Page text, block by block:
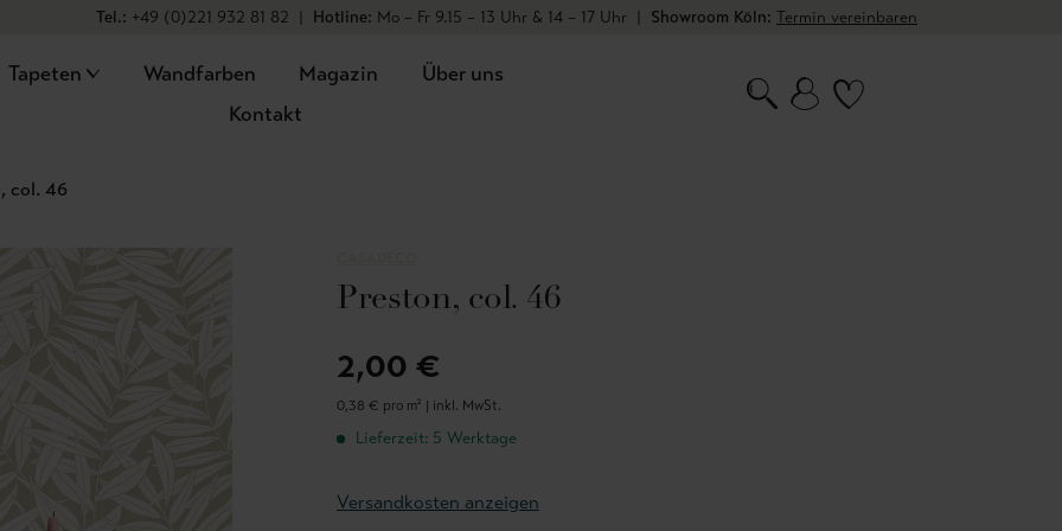
Tel.: +49 (0)221 932 81 82 | Hotline: Mo – Fr 9.15 – 13 Uhr & 14 – 17 Uhr | Showroom Köln: Termin vereinbaren
Tapeten Wandfarben Magazin
Über uns
Kontakt
col. 46
Preston, col. 46
2,00 €
0,38 € pro m² | inkl. MwSt.
Lieferzeit: 5 Werktage
Versandkosten anzeigen